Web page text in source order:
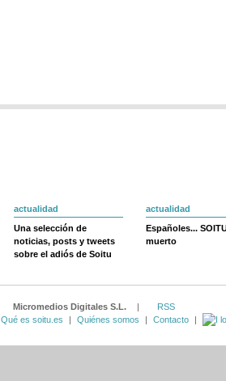
actualidad
Una selección de
noticias, posts y tweets
sobre el adiós de Soitu
actualidad
Españoles...
muerto
Micromedios Digitales S.L. |
RSS
Qué es soitu.es
| Quiénes somos | Contacto |